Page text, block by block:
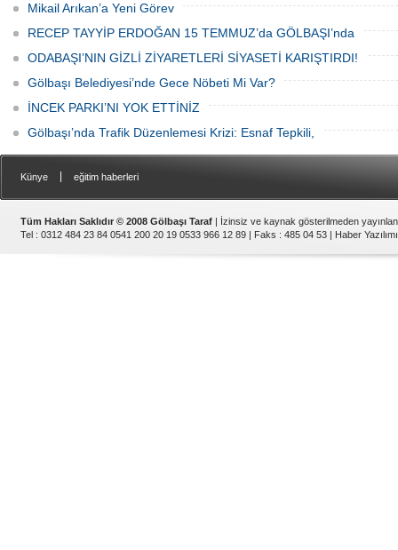
Mikail Arıkan’a Yeni Görev
RECEP TAYYİP ERDOĞAN 15 TEMMUZ’da GÖLBAŞI’nda
ODABAŞI’NIN GİZLİ ZİYARETLERİ SİYASETİ KARIŞTIRDI!
Gölbaşı Belediyesi’nde Gece Nöbeti Mi Var?
İNCEK PARKI’NI YOK ETTİNİZ
Gölbaşı’nda Trafik Düzenlemesi Krizi: Esnaf Tepkili,
Künye eğitim haberleri
Tüm Hakları Saklıdır © 2008 Gölbaşı Taraf | İzinsiz ve kaynak gösterilmeden
Tel : 0312 484 23 84 0541 200 20 19 0533 966 12 89 | Faks : 485 04 53 | Haber Yazılımı